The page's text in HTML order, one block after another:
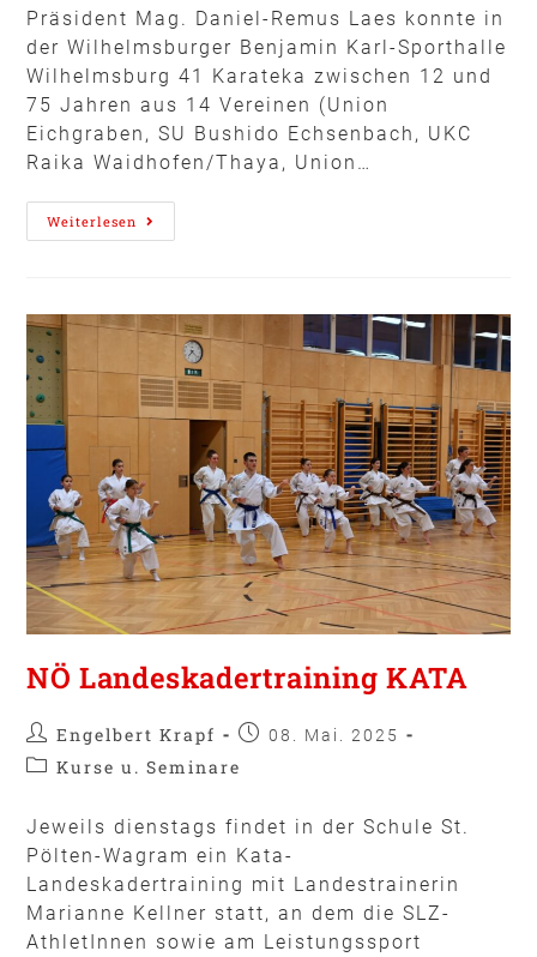
Präsident Mag. Daniel-Remus Laes konnte in
der Wilhelmsburger Benjamin Karl-Sporthalle
Wilhelmsburg 41 Karateka zwischen 12 und
75 Jahren aus 14 Vereinen (Union
Eichgraben, SU Bushido Echsenbach, UKC
Raika Waidhofen/Thaya, Union…
Weiterlesen
NÖ Landeskadertraining KATA
Engelbert Krapf 08. Mai. 2025
Kurse u. Seminare
Jeweils dienstags findet in der Schule St.
Pölten-Wagram ein Kata-
Landeskadertraining mit Landestrainerin
Marianne Kellner statt, an dem die SLZ-
AthletInnen sowie am Leistungssport